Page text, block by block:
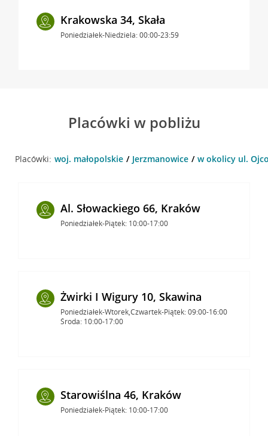
Krakowska 34, Skała
Poniedziałek-Niedziela: 00:00-23:59
Placówki w pobliżu
Placówki: woj. małopolskie Jerzmanowice w okolicy ul.
Al. Słowackiego 66, Kraków
Poniedziałek-Piątek: 10:00-17:00
Żwirki I Wigury 10, Skawina
Poniedziałek-Wtorek,Czwartek-Piątek: 09:00-16:00
Środa: 10:00-17:00
Starowiślna 46, Kraków
Poniedziałek-Piątek: 10:00-17:00